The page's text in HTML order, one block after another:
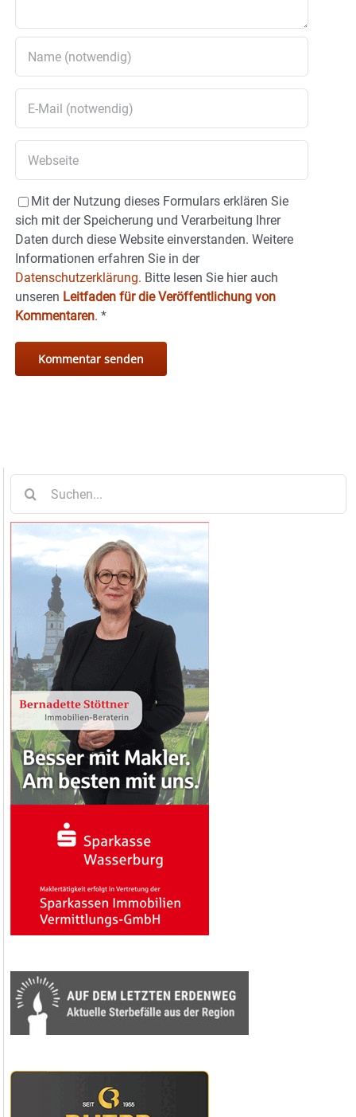
Mit der Nutzung dieses Formulars erklären Sie
sich mit der Speicherung und Verarbeitung Ihrer
Daten durch diese Website einverstanden. Weitere
Informationen erfahren Sie in der
Datenschutzerklärung. Bitte lesen Sie hier auch
unseren Leitfaden für die Veröffentlichung von
Kommentaren. *
nach: